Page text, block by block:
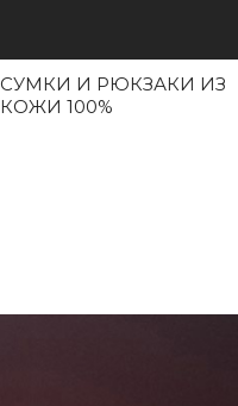
СУМКИ И РЮКЗАКИ ИЗ
КОЖИ 100%